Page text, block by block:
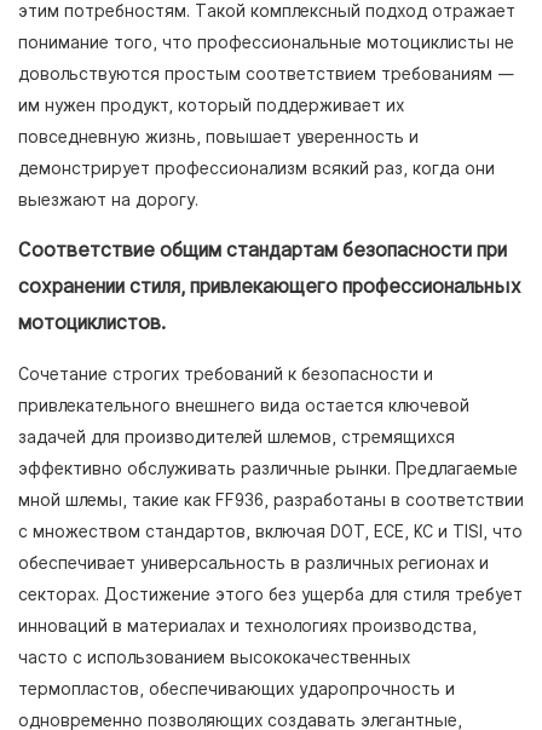
этим потребностям. Такой комплексный подход отражает
понимание того, что профессиональные мотоциклисты не
довольствуются простым соответствием требованиям —
им нужен продукт, который поддерживает их
повседневную жизнь, повышает уверенность и
демонстрирует профессионализм всякий раз, когда они
выезжают на дорогу.
Соответствие общим стандартам безопасности при
сохранении стиля, привлекающего профессиональных
мотоциклистов.
Сочетание строгих требований к безопасности и
привлекательного внешнего вида остается ключевой
задачей для производителей шлемов, стремящихся
эффективно обслуживать различные рынки. Предлагаемые
мной шлемы, такие как FF936, разработаны в соответствии
с множеством стандартов, включая DOT, ECE, KC и TISI, что
обеспечивает универсальность в различных регионах и
секторах. Достижение этого без ущерба для стиля требует
инноваций в материалах и технологиях производства,
часто с использованием высококачественных
термопластов, обеспечивающих ударопрочность и
одновременно позволяющих создавать элегантные,